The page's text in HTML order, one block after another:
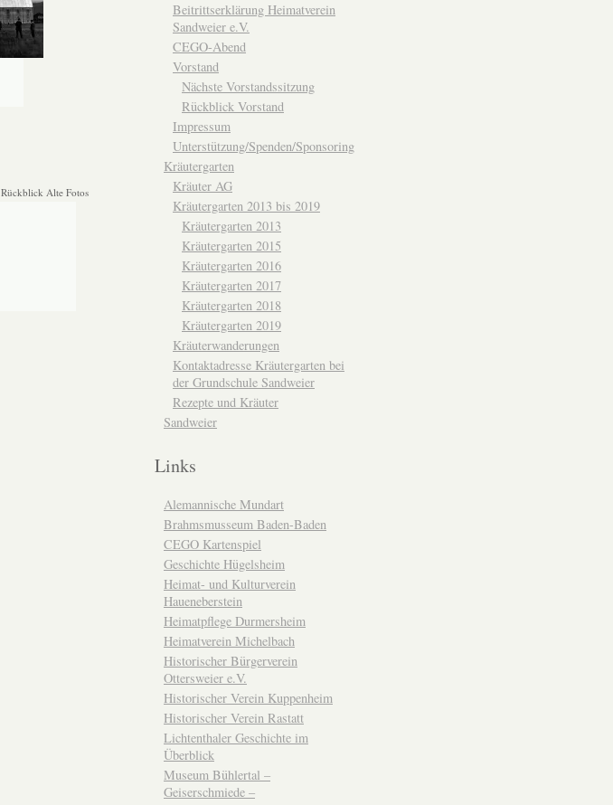
Rückblick Alte Fotos
Beitrittserklärung Heimatverein
Sandweier e.V.
CEGO-Abend
Vorstand
Nächste Vorstandssitzung
Rückblick Vorstand
Impressum
Unterstützung/Spenden/Sponsoring
Kräutergarten
Kräuter AG
Kräutergarten 2013 bis 2019
Kräutergarten 2013
Kräutergarten 2015
Kräutergarten 2016
Kräutergarten 2017
Kräutergarten 2018
Kräutergarten 2019
Kräuterwanderungen
Kontaktadresse Kräutergarten bei
der Grundschule Sandweier
Rezepte und Kräuter
Sandweier
Links
Alemannische Mundart
Brahmsmusseum Baden-Baden
CEGO Kartenspiel
Geschichte Hügelsheim
Heimat- und Kulturverein
Haueneberstein
Heimatpflege Durmersheim
Heimatverein Michelbach
Historischer Bürgerverein
Ottersweier e.V.
Historischer Verein Kuppenheim
Historischer Verein Rastatt
Lichtenthaler Geschichte im
Überblick
Museum Bühlertal –
Geiserschmiede –